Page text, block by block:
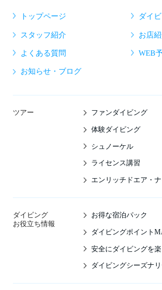
トップページ ダイ
スタッフ紹介 お店
よくある質問 WEB
お知らせ・ブログ
ツアー ファンダイビング
体験ダイビング
シュノーケル
ライセンス講習
エンリッチドエア・
ダイビング
お役立ち情報
お得な宿泊パック
ダイビングポイント
安全にダイビングを
ダイビングシーズナ